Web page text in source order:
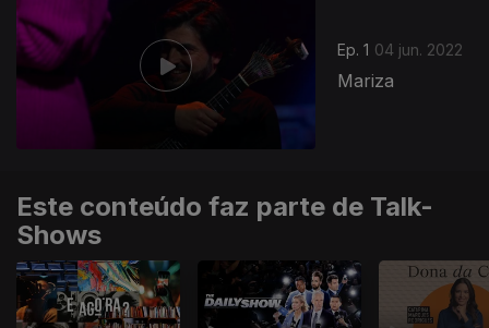
Ep. 1 04 jun. 2022
Mariza
Este conteúdo faz parte de Talk-
Shows